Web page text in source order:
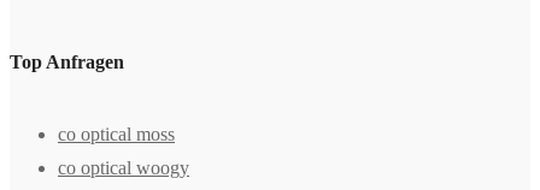
Top Anfragen
co optical moss
co optical woogy